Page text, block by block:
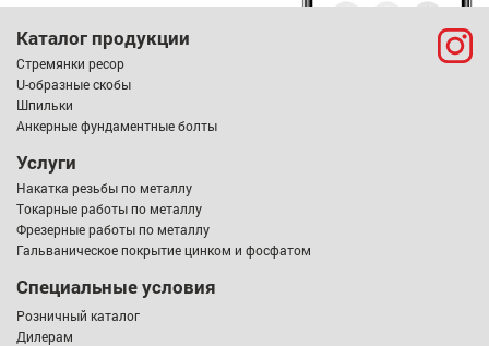
Каталог продукции
Стремянки ресор
U-образные скобы
Шпильки
Анкерные фундаментные болты
Услуги
Накатка резьбы по металлу
Токарные работы по металлу
Фрезерные работы по металлу
Гальваническое покрытие цинком и фосфатом
Специальные условия
Розничный каталог
Дилерам